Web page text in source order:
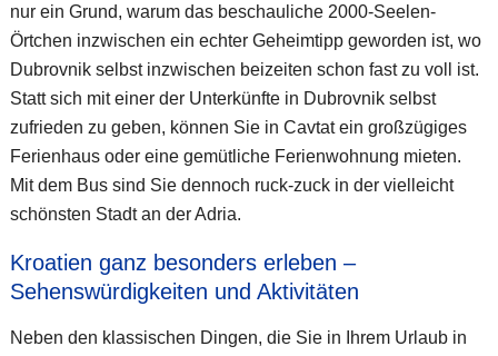
nur ein Grund, warum das beschauliche 2000-Seelen-
Örtchen inzwischen ein echter Geheimtipp geworden ist, wo
Dubrovnik selbst inzwischen beizeiten schon fast zu voll ist.
Statt sich mit einer der Unterkünfte in Dubrovnik selbst
zufrieden zu geben, können Sie in Cavtat ein großzügiges
Ferienhaus oder eine gemütliche Ferienwohnung mieten.
Mit dem Bus sind Sie dennoch ruck-zuck in der vielleicht
schönsten Stadt an der Adria.
Kroatien ganz besonders erleben –
Sehenswürdigkeiten und Aktivitäten
Neben den klassischen Dingen, die Sie in Ihrem Urlaub in